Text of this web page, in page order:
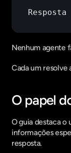
Resposta
Nenhum agente
Cada um resolve
O papel
O guia destaca o
informações
resposta.